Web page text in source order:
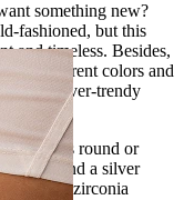
something new?
fashioned, but this
and timeless. Besides,
in different colors and
ever-trendy
such as round or
golden and a silver
different zirconia